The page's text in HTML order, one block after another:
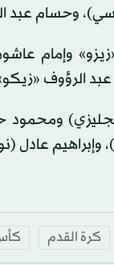
وحسام عبد
وإمام عاشور
الرؤوف «زيكو»
ومحمود
عادل
كرة القدم